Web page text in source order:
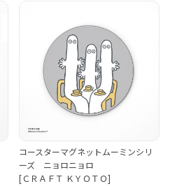
コースターマグネットムーミンシリ
ーズ ニョロニョロ
[ＣＲＡＦＴ ＫＹＯＴＯ]